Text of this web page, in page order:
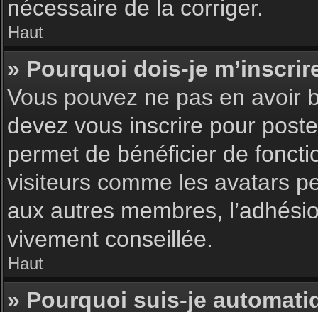
nécessaire de la corriger.
Haut
» Pourquoi dois-je
Vous pouvez ne pas en avoir
devez vous inscrire pour
permet de bénéficier de
visiteurs comme les avatars
aux autres membres,
vivement conseillée.
Haut
» Pourquoi suis-je